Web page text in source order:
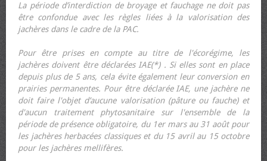
La période d’interdiction de broyage et fauchage ne doit pas
être confondue avec les règles liées à la valorisation des
jachères dans le cadre de la PAC.
Pour être prises en compte au titre de l'écorégime, les
jachères doivent être déclarées IAE(*) . Si elles sont en place
depuis plus de 5 ans, cela évite également leur conversion en
prairies permanentes. Pour être déclarée IAE, une jachère ne
doit faire l'objet d’aucune valorisation (pâture ou fauche) et
d'aucun traitement phytosanitaire sur l'ensemble de la
période de présence obligatoire, du 1er mars au 31 août pour
les jachères herbacées classiques et du 15 avril au 15 octobre
pour les jachères mellifères.